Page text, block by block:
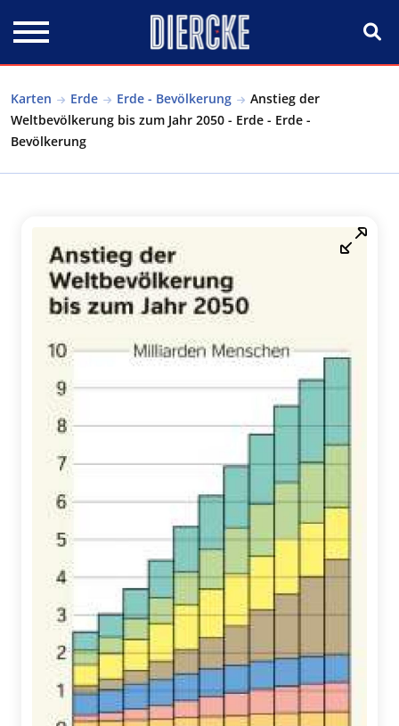
Karten Erde Erde - Bevölkerung
Anstieg der
Weltbevölkerung bis zum Jahr 2050 - Erde - Erde -
Bevölkerung